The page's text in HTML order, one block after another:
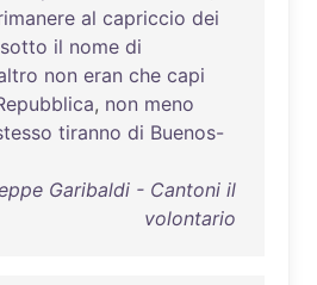
al capriccio dei
sotto il nome di
non eran che capi
, non meno
tiranno di Buenos-
Garibaldi - Cantoni il
volontario